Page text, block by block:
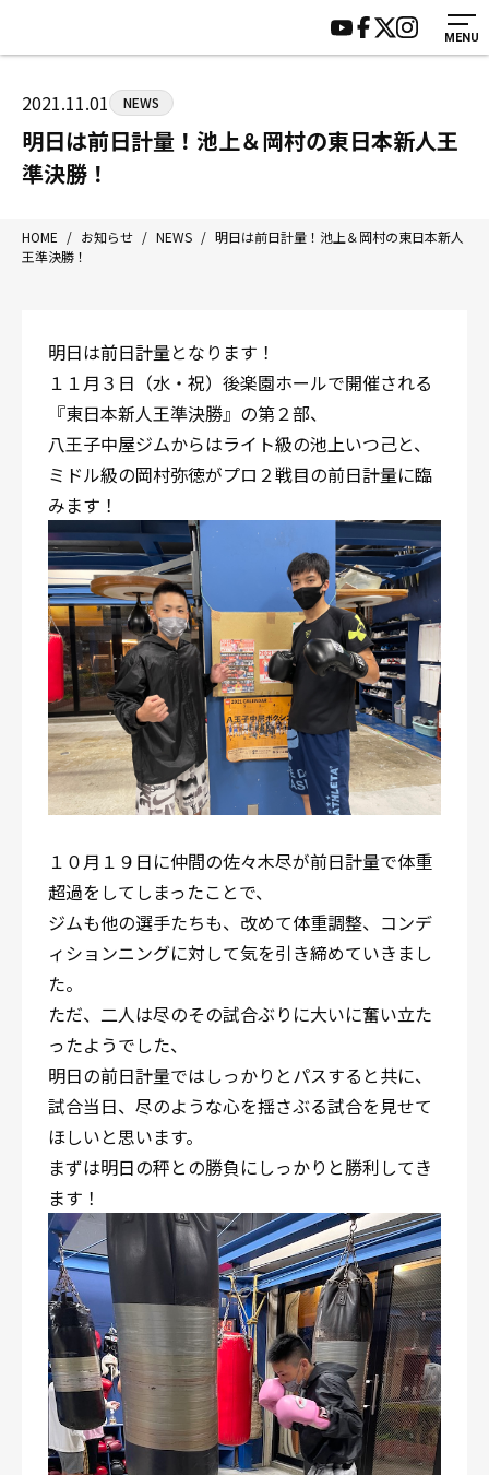
MENU
〒192-0072 東京都八王子市南町3-8 第2原嶋ビル1F
Tel/Fax：042-622-7222
営業時間：月〜土 14:00〜22:00 / 日・祝 14:00〜19:00
HOME
ジムについて
トレーニング
アマ・スパー各大会・キッズ
入会案内
施設紹介
会員様の声
サポーター募集
2021.11.01 NEWS
明日は前日計量！池上＆岡村の東日本新人王
準決勝！
HOME / お知らせ / NEWS / 明日は前日計量！池上＆岡村の東日本新人
王準決勝！
明日は前日計量となります！
１１月３日（水・祝）後楽園ホールで開催される
『東日本新人王準決勝』の第２部、
八王子中屋ジムからはライト級の池上いつ己と、
ミドル級の岡村弥徳がプロ２戦目の前日計量に臨
みます！
１０月１９日に仲間の佐々木尽が前日計量で体重
超過をしてしまったことで、
ジムも他の選手たちも、改めて体重調整、コンデ
ィションニングに対して気を引き締めていきまし
た。
ただ、二人は尽のその試合ぶりに大いに奮い立た
ったようでした、
明日の前日計量ではしっかりとパスすると共に、
試合当日、尽のような心を揺さぶる試合を見せて
ほしいと思います。
まずは明日の秤との勝負にしっかりと勝利してき
ます！